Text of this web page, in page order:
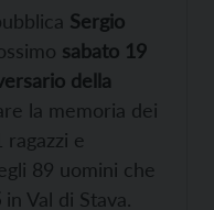
Sergio
sabato 19
della
la memoria dei
e
89 uomini che
in Val di Stava.